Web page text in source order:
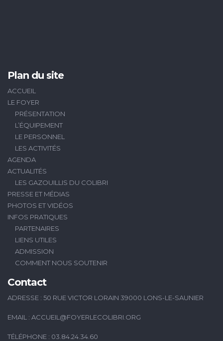
Plan du site
ACCUEIL
LE FOYER
PRÉSENTATION
L’ÉQUIPEMENT
LE PERSONNEL
LES ACTIVITÉS
AGENDA
ACTUALITÉS
LES GAZOUILLIS DU COLIBRI
PRESSE ET MÉDIAS
PHOTOS ET VIDÉOS
INFOS PRATIQUES
PARTENAIRES
LIENS UTILES
ADMISSION
COMMENT NOUS SOUTENIR
Contact
ADRESSE : 50 RUE VICTOR LORAIN 39000 LONS-LE-SAUNIER
EMAIL : ACCUEIL@FOYERLECOLIBRI.ORG
TÉLÉPHONE : 03.84.24.34.60